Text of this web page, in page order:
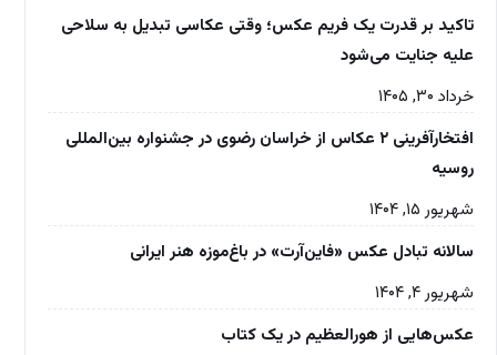
تاکید بر قدرت یک فریم عکس؛ وقتی عکاسی تبدیل به سلاحی
علیه جنایت می‌شود
خرداد ۳۰, ۱۴۰۵
افتخارآفرینی ۲ عکاس از خراسان رضوی در جشنواره بین‌المللی
روسیه
شهریور ۱۵, ۱۴۰۴
سالانه تبادل عکس «فاین‌آرت» در باغ‌موزه‌ هنر ایرانی
شهریور ۴, ۱۴۰۴
عکس‌هایی از هورالعظیم در یک کتاب